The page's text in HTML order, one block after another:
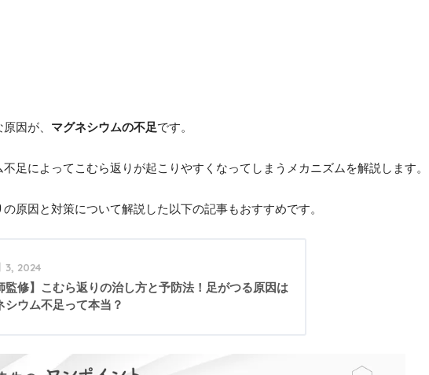
因が、 マグネシウムの不足です。
足によってこむら返りが起こりやすくなってしまうメカニズムを解説します。
原因と対策について解説した以下の記事もおすすめです。
3, 2024
監修】こむら返りの治し方と予防法！足がつる原因は
シウム不足って本当？